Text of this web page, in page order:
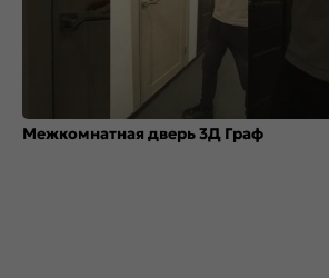
Межкомнатная дверь 3Д Граф